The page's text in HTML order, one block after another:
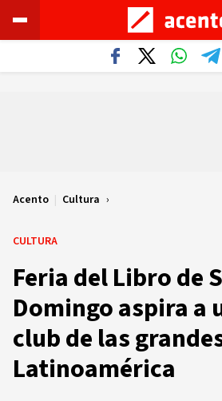
Acento | Cultura
CULTURA
Feria del Libro de
Domingo aspira a
club de las
Latinoamérica